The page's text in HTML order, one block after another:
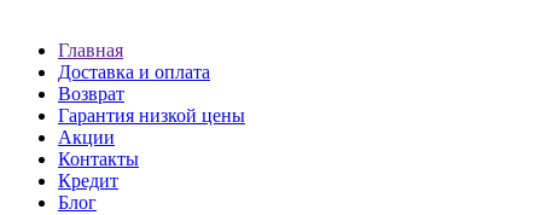
Главная
Доставка и оплата
Возврат
Гарантия низкой цены
Акции
Контакты
Кредит
Блог